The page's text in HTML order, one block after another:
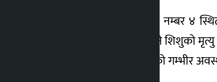
कोञ्ज्योसोम गाउँपालिका वडा नम्बर
अस्पताल लगिएकामा दुई दिने शिशुको
यस्तै घरमुली शुभ स्याङतानको गम्भीर